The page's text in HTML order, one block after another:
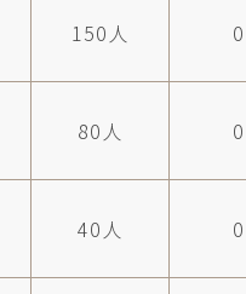
150人 0
80人 0
40人 0